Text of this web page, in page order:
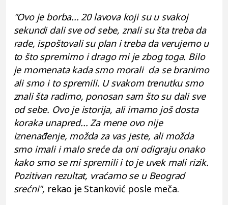
"Ovo je borba... 20 lavova koji su u svakoj
sekundi dali sve od sebe, znali su šta treba da
rade, ispoštovali su plan i treba da verujemo u
to što spremimo i drago mi je zbog toga. Bilo
je momenata kada smo morali da se branimo
ali smo i to spremili. U svakom trenutku smo
znali šta radimo, ponosan sam što su dali sve
od sebe. Ovo je istorija, ali imamo još dosta
koraka unapred... Za mene ovo nije
iznenađenje, možda za vas jeste, ali možda
smo imali i malo sreće da oni odigraju onako
kako smo se mi spremili i to je uvek mali rizik.
Pozitivan rezultat, vraćamo se u Beograd
srećni", rekao je Stanković posle meča.